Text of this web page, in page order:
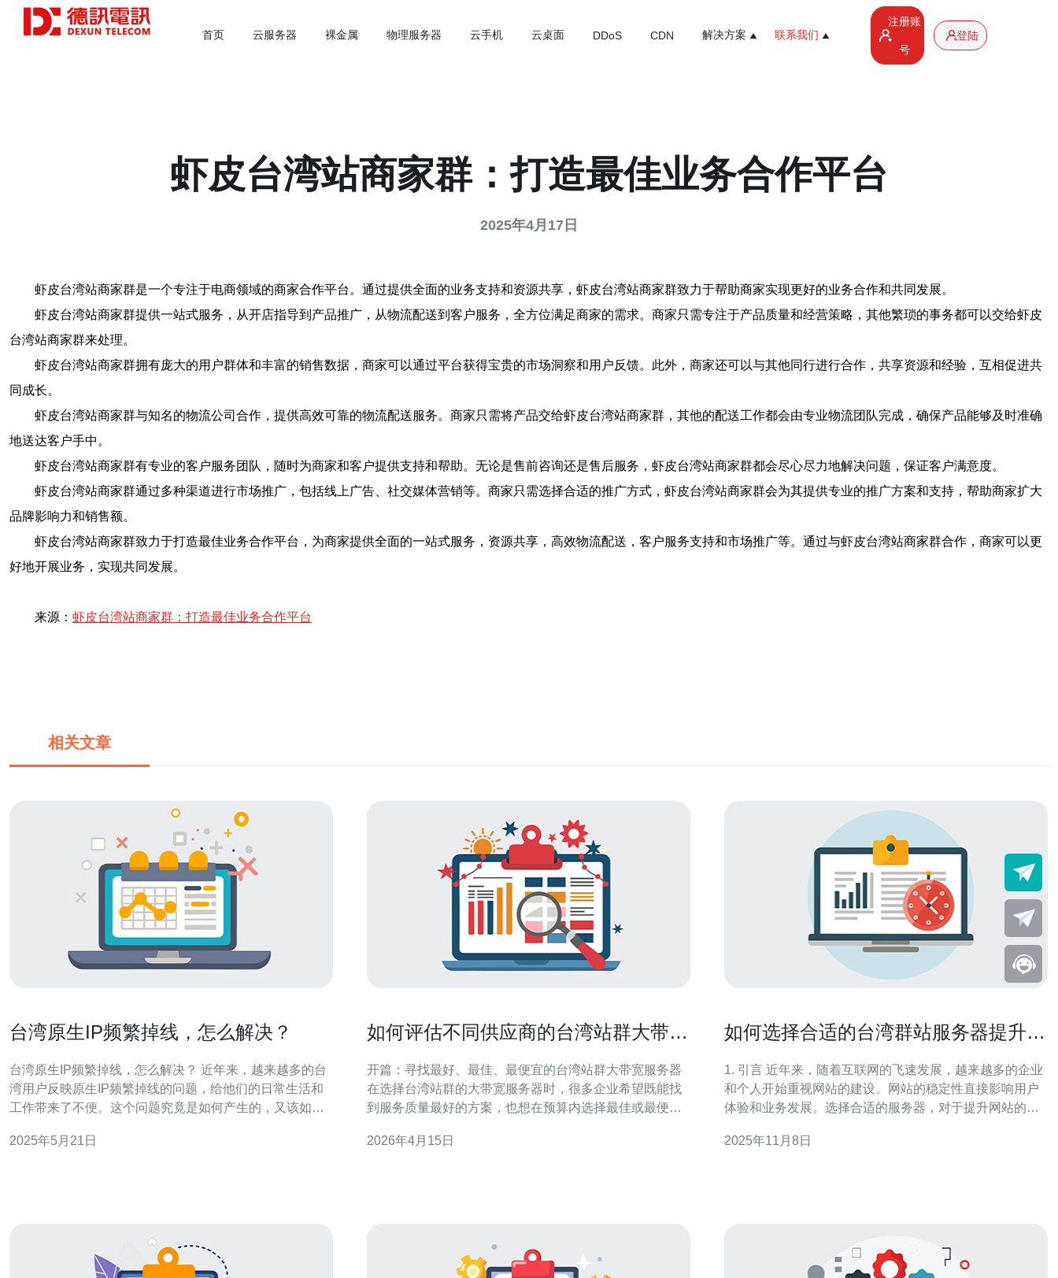
首页 云服务器 裸金属 物理服务器 云手机 云桌面 DDoS CDN 解决方案 联系我们
注册账
号
登陆
虾皮台湾站商家群：打造最佳业务合作平台
2025年4月17日
虾皮台湾站商家群是一个专注于电商领域的商家合作平台。通过提供全面的业务支持和资源共享，虾皮台湾站商家群致力于帮助商家实现更好的业务合作和共同发展。
虾皮台湾站商家群提供一站式服务，从开店指导到产品推广，从物流配送到客户服务，全方位满足商家的需求。商家只需专注于产品质量和经营策略，其他繁琐的事务都可以交给虾皮
台湾站商家群来处理。
虾皮台湾站商家群拥有庞大的用户群体和丰富的销售数据，商家可以通过平台获得宝贵的市场洞察和用户反馈。此外，商家还可以与其他同行进行合作，共享资源和经验，互相促进共
同成长。
虾皮台湾站商家群与知名的物流公司合作，提供高效可靠的物流配送服务。商家只需将产品交给虾皮台湾站商家群，其他的配送工作都会由专业物流团队完成，确保产品能够及时准确
地送达客户手中。
虾皮台湾站商家群有专业的客户服务团队，随时为商家和客户提供支持和帮助。无论是售前咨询还是售后服务，虾皮台湾站商家群都会尽心尽力地解决问题，保证客户满意度。
虾皮台湾站商家群通过多种渠道进行市场推广，包括线上广告、社交媒体营销等。商家只需选择合适的推广方式，虾皮台湾站商家群会为其提供专业的推广方案和支持，帮助商家扩大
品牌影响力和销售额。
虾皮台湾站商家群致力于打造最佳业务合作平台，为商家提供全面的一站式服务，资源共享，高效物流配送，客户服务支持和市场推广等。通过与虾皮台湾站商家群合作，商家可以更
好地开展业务，实现共同发展。
来源： 虾皮台湾站商家群：打造最佳业务合作平台
相关文章
台湾原生IP频繁掉线，怎么解决？
台湾原生IP频繁掉线，怎么解决？ 近年来，越来越多的台
湾用户反映原生IP频繁掉线的问题，给他们的日常生活和
工作带来了不便。这个问题究竟是如何产生的，又该如何
可能有多种原因，其中包括网络设备故障、网络信号干
2025年5月21日
如何评估不同供应商的台湾站群大带宽
开篇：寻找最好、最佳、最便宜的台湾站群大带宽服务器
在选择台湾站群的大带宽服务器时，很多企业希望既能找
到服务质量最好的方案，也想在预算内选择最佳或最便宜
络连通性、延迟、丢包率与抗攻击能力。本文从技术、服
2026年4月15日
如何选择合适的台湾群站服务器提升网
1. 引言 近年来，随着互联网的飞速发展，越来越多的企业
和个人开始重视网站的建设。网站的稳定性直接影响用户
体验和业务发展。选择合适的服务器，对于提升网站的稳
基础设施完善而受到越来越多用户的青睐。 2. 台湾群站服
2025年11月8日